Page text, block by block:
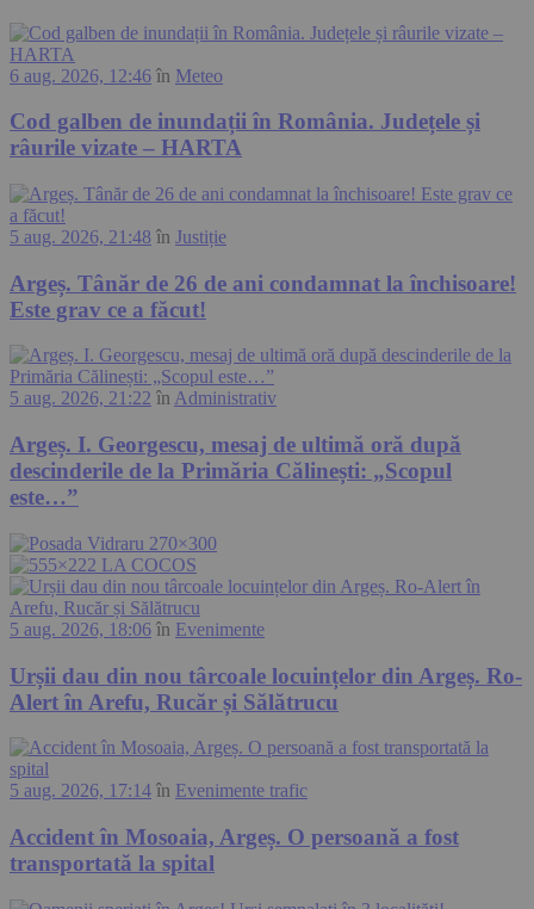
6 aug. 2026, 12:46 în Meteo
Cod galben de inundații în România. Județele și
râurile vizate – HARTA
5 aug. 2026, 21:48 în Justiție
Argeș. Tânăr de 26 de ani condamnat la închisoare!
Este grav ce a făcut!
5 aug. 2026, 21:22 în Administrativ
Argeș. I. Georgescu, mesaj de ultimă oră după
descinderile de la Primăria Călinești: „Scopul
este…”
5 aug. 2026, 18:06 în Evenimente
Urșii dau din nou târcoale locuințelor din Argeș. Ro-
Alert în Arefu, Rucăr și Sălătrucu
5 aug. 2026, 17:14 în Evenimente trafic
Accident în Mosoaia, Argeș. O persoană a fost
transportată la spital